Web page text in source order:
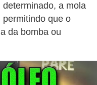
a mola
que o
da bomba ou